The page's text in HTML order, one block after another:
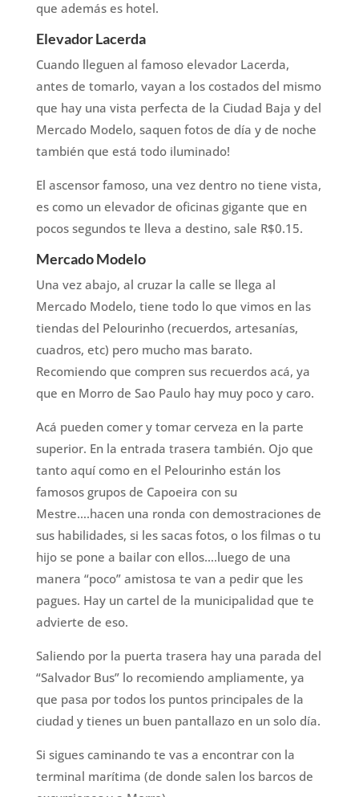
que además es hotel.
Elevador Lacerda
Cuando lleguen al famoso elevador Lacerda,
antes de tomarlo, vayan a los costados del mismo
que hay una vista perfecta de la Ciudad Baja y del
Mercado Modelo, saquen fotos de día y de noche
también que está todo iluminado!
El ascensor famoso, una vez dentro no tiene vista,
es como un elevador de oficinas gigante que en
pocos segundos te lleva a destino, sale R$0.15.
Mercado Modelo
Una vez abajo, al cruzar la calle se llega al
Mercado Modelo, tiene todo lo que vimos en las
tiendas del Pelourinho (recuerdos, artesanías,
cuadros, etc) pero mucho mas barato.
Recomiendo que compren sus recuerdos acá, ya
que en Morro de Sao Paulo hay muy poco y caro.
Acá pueden comer y tomar cerveza en la parte
superior. En la entrada trasera también. Ojo que
tanto aquí como en el Pelourinho están los
famosos grupos de Capoeira con su
Mestre….hacen una ronda con demostraciones de
sus habilidades, si les sacas fotos, o los filmas o tu
hijo se pone a bailar con ellos….luego de una
manera “poco” amistosa te van a pedir que les
pagues. Hay un cartel de la municipalidad que te
advierte de eso.
Saliendo por la puerta trasera hay una parada del
“Salvador Bus” lo recomiendo ampliamente, ya
que pasa por todos los puntos principales de la
ciudad y tienes un buen pantallazo en un solo día.
Si sigues caminando te vas a encontrar con la
terminal marítima (de donde salen los barcos de